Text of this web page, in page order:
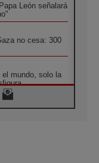
León señalará
no cesa: 300
el mundo, solo la
de las